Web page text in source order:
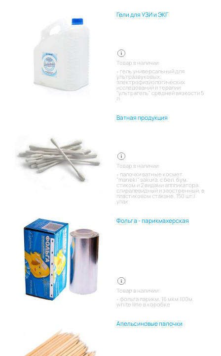
Гели для УЗИ и ЭКГ
Товар в наличии:
гель универсальный для
ультразвуковых,
электрофизиологических
исследований и терапии
"ультрагель" средней вязкости 5
л.
Ватная продукция
Товар в наличии:
палочки ватные космет.
"maneki" sakura, с бел. бум.
стиком и 2 видами аппликатора:
спиралевидный и заостренный, в
пластиковом стакане, 150 шт./
упак
Фольга - парикмахерская
Товар в наличии:
фольга парикм. 16 мкм 100м.
white line в коробке
Апельсиновые палочки